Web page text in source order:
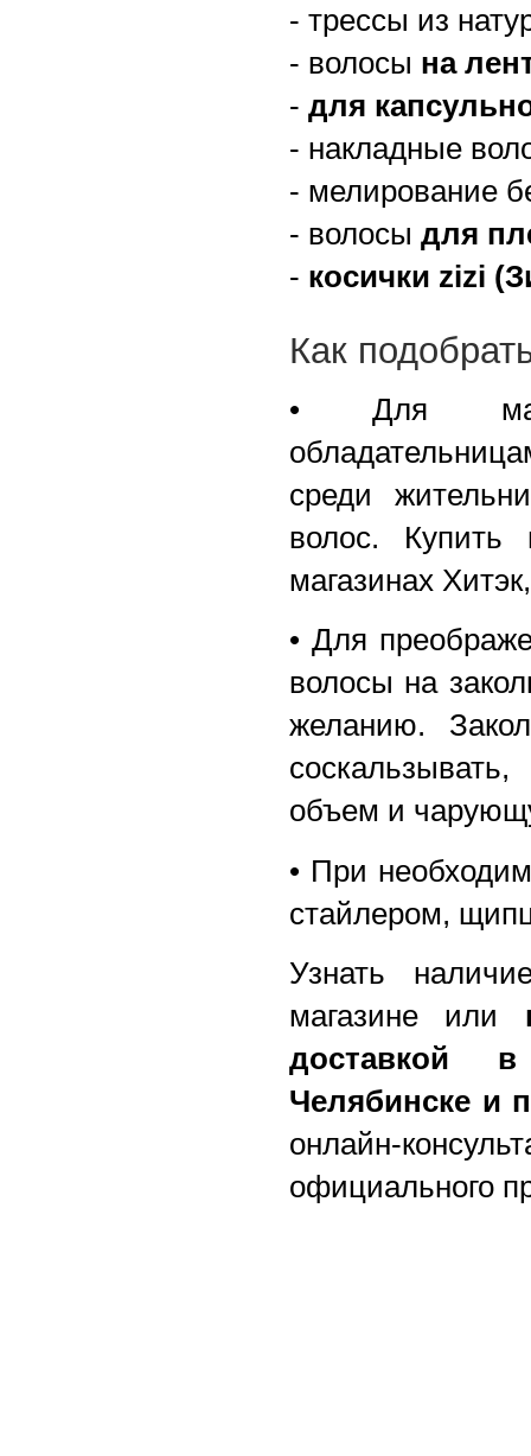
- трессы из
- волосы на
- для
- накладные
- мелирование
- волосы для
- косички zizi
Как
• Для
среди
волос.
магазинах
• Для
волосы на
желанию.
объем и
• При
стайлером,
Узнать
магазине или
доставкой
Челябинске и
онлайн-
официального